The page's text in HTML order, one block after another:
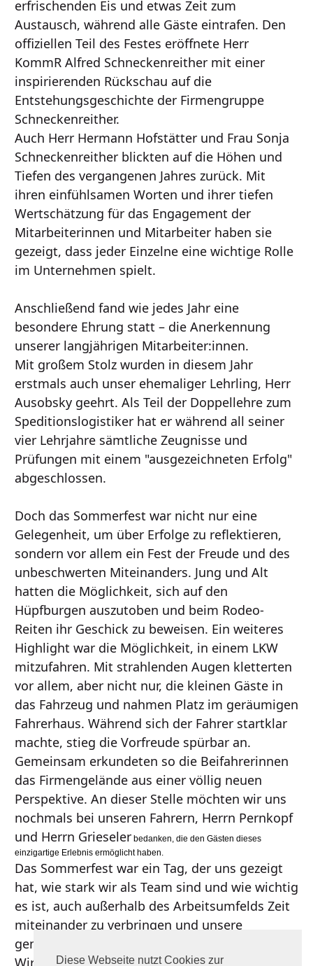
Diese Webseite nutzt Cookies zur
erfrischenden Eis und etwas Zeit zum
Austausch, während alle Gäste eintrafen. Den
offiziellen Teil des Festes eröffnete Herr
KommR Alfred Schneckenreither mit einer
inspirierenden Rückschau auf die
Entstehungsgeschichte der Firmengruppe
Schneckenreither.
Auch Herr Hermann Hofstätter und Frau Sonja
Schneckenreither blickten auf die Höhen und
Tiefen des vergangenen Jahres zurück. Mit
ihren einfühlsamen Worten und ihrer tiefen
Wertschätzung für das Engagement der
Mitarbeiterinnen und Mitarbeiter haben sie
gezeigt, dass jeder Einzelne eine wichtige Rolle
im Unternehmen spielt.
Anschließend fand wie jedes Jahr eine
besondere Ehrung statt – die Anerkennung
unserer langjährigen Mitarbeiter:innen.
Mit großem Stolz wurden in diesem Jahr
erstmals auch unser ehemaliger Lehrling, Herr
Ausobsky geehrt. Als Teil der Doppellehre zum
Speditionslogistiker hat er während all seiner
vier Lehrjahre sämtliche Zeugnisse und
Prüfungen mit einem "ausgezeichneten Erfolg"
abgeschlossen.
Doch das Sommerfest war nicht nur eine
Gelegenheit, um über Erfolge zu reflektieren,
sondern vor allem ein Fest der Freude und des
unbeschwerten Miteinanders. Jung und Alt
hatten die Möglichkeit, sich auf den
Hüpfburgen auszutoben und beim Rodeo-
Reiten ihr Geschick zu beweisen. Ein weiteres
Highlight war die Möglichkeit, in einem LKW
mitzufahren. Mit strahlenden Augen kletterten
vor allem, aber nicht nur, die kleinen Gäste in
das Fahrzeug und nahmen Platz im geräumigen
Fahrerhaus. Während sich der Fahrer startklar
machte, stieg die Vorfreude spürbar an.
Gemeinsam erkundeten so die Beifahrerinnen
das Firmengelände aus einer völlig neuen
Perspektive. An dieser Stelle möchten wir uns
nochmals bei unseren Fahrern, Herrn Pernkopf
und Herrn Grieseler bedanken, die den Gästen dieses
einzigartige Erlebnis ermöglicht haben.
Das Sommerfest war ein Tag, der uns gezeigt
hat, wie stark wir als Team sind und wie wichtig
es ist, auch außerhalb des Arbeitsumfelds Zeit
miteinander zu verbringen und unsere
gemeinsame Verbundenheit zu stärken.
Wir freuen uns bereits jetzt auf das nächste